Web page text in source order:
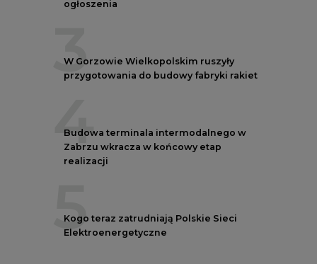
ogłoszenia
3
W Gorzowie Wielkopolskim ruszyły
przygotowania do budowy fabryki rakiet
4
Budowa terminala intermodalnego w
Zabrzu wkracza w końcowy etap
realizacji
5
Kogo teraz zatrudniają Polskie Sieci
Elektroenergetyczne